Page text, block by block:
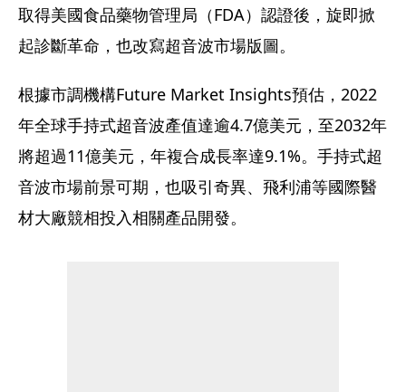
取得美國食品藥物管理局（FDA）認證後，旋即掀
起診斷革命，也改寫超音波市場版圖。
根據市調機構Future Market Insights預估，2022
年全球手持式超音波產值達逾4.7億美元，至2032年
將超過11億美元，年複合成長率達9.1%。手持式超
音波市場前景可期，也吸引奇異、飛利浦等國際醫
材大廠競相投入相關產品開發。